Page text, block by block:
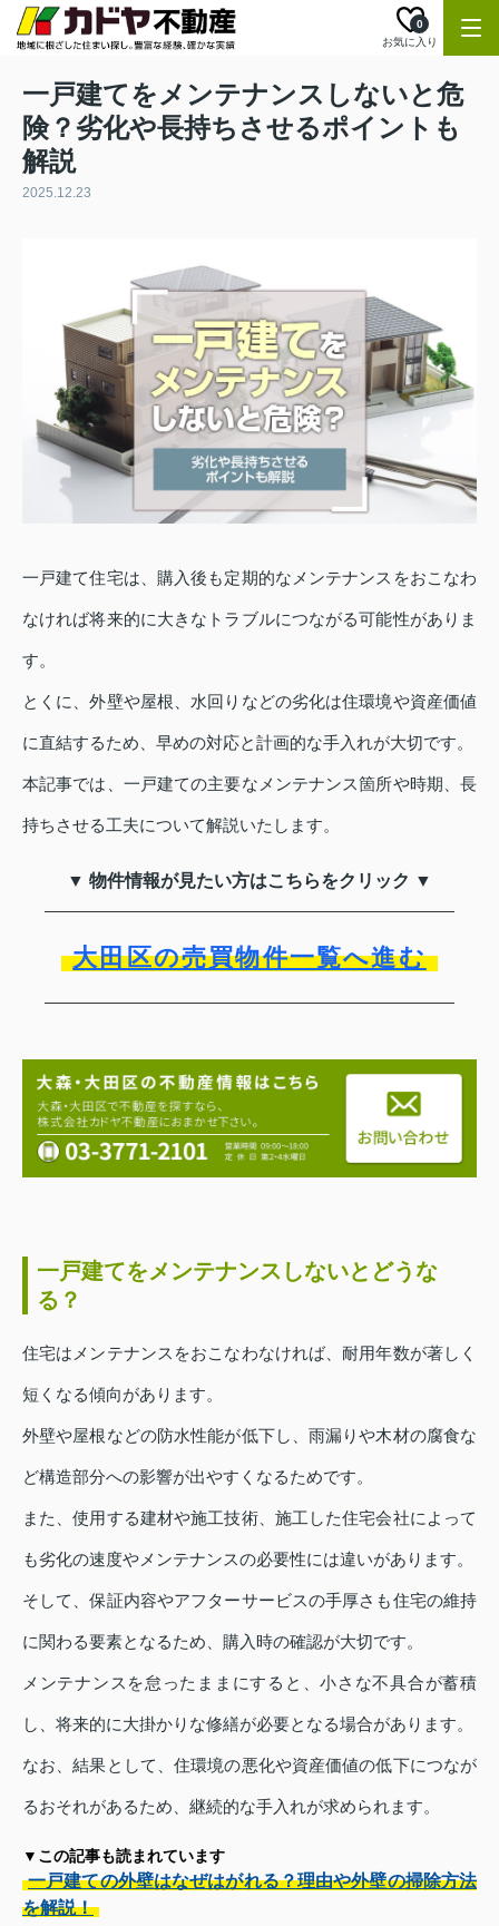
お気に入り
0
一戸建てをメンテナンスしないと危
険？劣化や長持ちさせるポイントも
解説
2025.12.23
一戸建て住宅は、購入後も定期的なメンテナンスをおこなわ
なければ将来的に大きなトラブルにつながる可能性がありま
す。
とくに、外壁や屋根、水回りなどの劣化は住環境や資産価値
に直結するため、早めの対応と計画的な手入れが大切です。
本記事では、一戸建ての主要なメンテナンス箇所や時期、長
持ちさせる工夫について解説いたします。
▼ 物件情報が見たい方はこちらをクリック ▼
大田区の売買物件一覧へ進む
一戸建てをメンテナンスしないとどうな
る？
住宅はメンテナンスをおこなわなければ、耐用年数が著しく
短くなる傾向があります。
外壁や屋根などの防水性能が低下し、雨漏りや木材の腐食な
ど構造部分への影響が出やすくなるためです。
また、使用する建材や施工技術、施工した住宅会社によって
も劣化の速度やメンテナンスの必要性には違いがあります。
そして、保証内容やアフターサービスの手厚さも住宅の維持
に関わる要素となるため、購入時の確認が大切です。
メンテナンスを怠ったままにすると、小さな不具合が蓄積
し、将来的に大掛かりな修繕が必要となる場合があります。
なお、結果として、住環境の悪化や資産価値の低下につなが
るおそれがあるため、継続的な手入れが求められます。
▼この記事も読まれています
一戸建ての外壁はなぜはがれる？理由や外壁の掃除方法
を解説！